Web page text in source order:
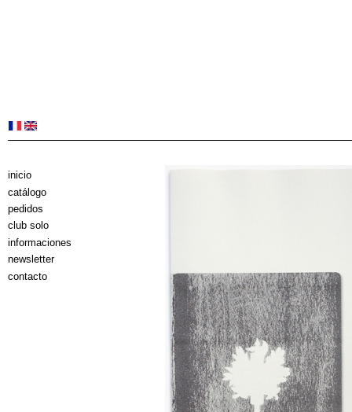
inicio
catálogo
pedidos
club solo
informaciones
newsletter
contacto